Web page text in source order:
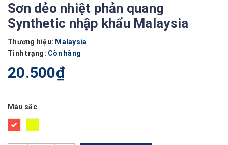
Sơn dẻo nhiệt phản quang
Synthetic nhập khẩu Malaysia
Thương hiệu: Malaysia
Tình trạng: Còn hàng
20.500₫
Màu sắc